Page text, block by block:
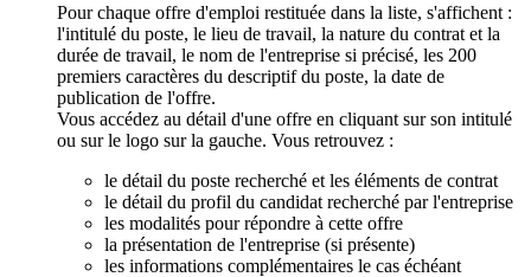
Pour chaque offre d'emploi restituée dans la liste, s'affichent :
l'intitulé du poste, le lieu de travail, la nature du contrat et la
durée de travail, le nom de l'entreprise si précisé, les 200
premiers caractères du descriptif du poste, la date de
publication de l'offre.
Vous accédez au détail d'une offre en cliquant sur son intitulé
ou sur le logo sur la gauche. Vous retrouvez :
le détail du poste recherché et les éléments de contrat
le détail du profil du candidat recherché par l'entreprise
les modalités pour répondre à cette offre
la présentation de l'entreprise (si présente)
les informations complémentaires le cas échéant